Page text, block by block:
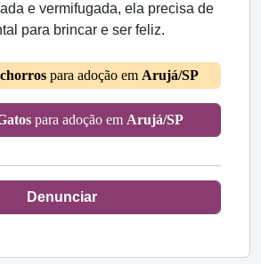
e vermifugada, ela precisa de
para brincar e ser feliz.
para adoção em Arujá/SP
para adoção em Arujá/SP
Denunciar